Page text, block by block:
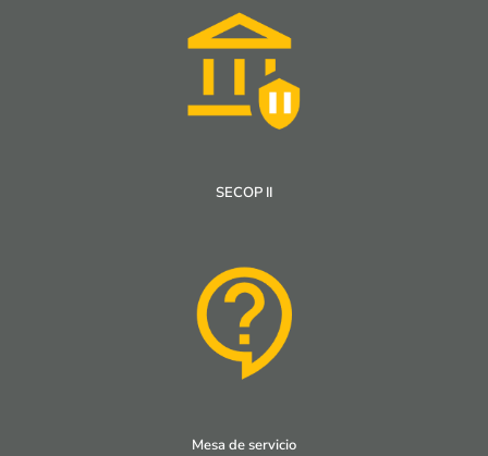
SECOP II
Mesa de servicio